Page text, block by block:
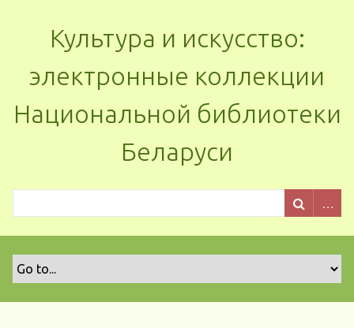
Культура и искусство:
электронные коллекции
Национальной библиотеки
Беларуси